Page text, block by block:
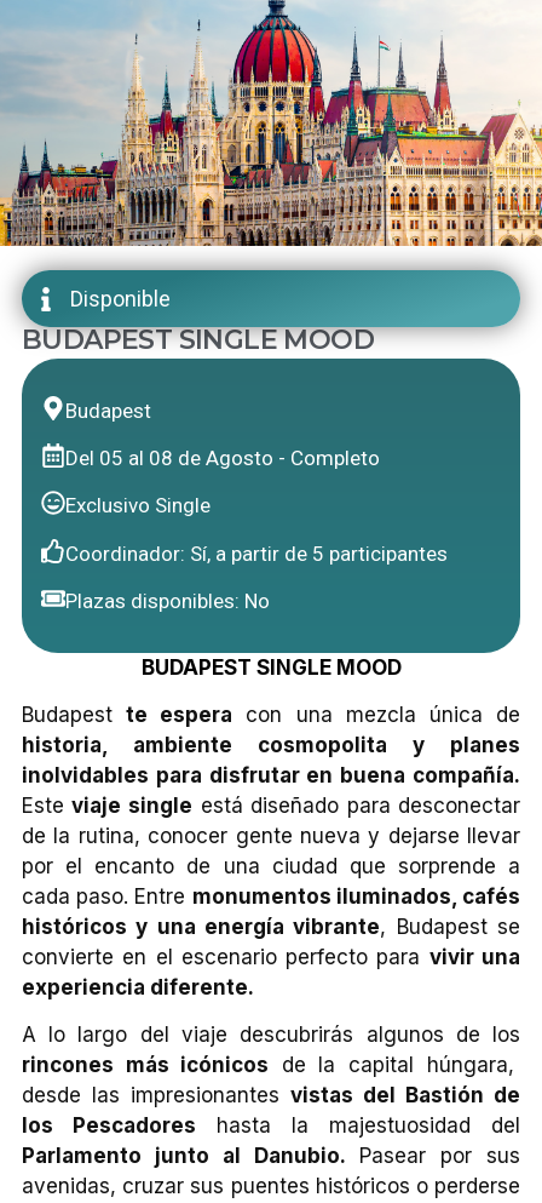
Disponible
BUDAPEST SINGLE MOOD
Budapest
Del 05 al 08 de Agosto - Completo
Exclusivo Single
Coordinador: Sí, a partir de 5 participantes
Plazas disponibles: No
BUDAPEST SINGLE MOOD
Budapest te espera con una mezcla única de
historia, ambiente cosmopolita y planes
inolvidables para disfrutar en buena compañía.
Esteviaje single está diseñado para desconectar
de la rutina, conocer gente nueva y dejarse llevar
por el encanto de una ciudad que sorprende a
cada paso. Entre monumentos iluminados, cafés
históricos y una energía vibrante, Budapest se
convierte en el escenario perfecto para vivir una
experiencia diferente.
A lo largo del viaje descubrirás algunos de los
rincones más icónicos de la capital húngara,
desde las impresionantes vistas del Bastión de
los Pescadores hasta la majestuosidad del
Parlamento junto al Danubio. Pasear por sus
avenidas, cruzar sus puentes históricos o perderse